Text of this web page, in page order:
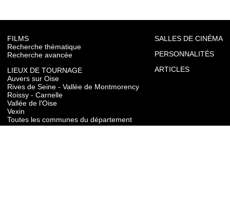
FILMS
Recherche thématique
Recherche avancée
LIEUX DE TOURNAGE
Auvers sur Oise
Rives de Seine - Vallée de Montmorency
Roissy - Carnelle
Vallée de l'Oise
Vexin
Toutes les communes du département
SALLES DE CINÉMA
PERSONNALITÉS
ARTICLES